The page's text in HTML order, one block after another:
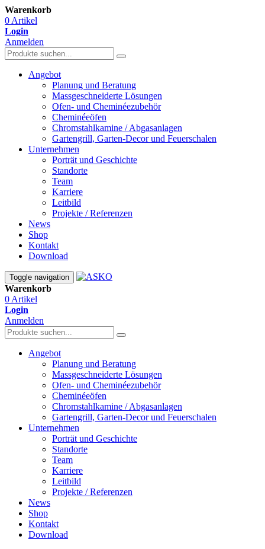
Warenkorb
0 Artikel
Login
Anmelden
Angebot
Planung und Beratung
Massgeschneiderte Lösungen
Ofen- und Cheminéezubehör
Cheminéeöfen
Chromstahlkamine / Abgasanlagen
Gartengrill, Garten-Decor und Feuerschalen
Unternehmen
Porträt und Geschichte
Standorte
Team
Karriere
Leitbild
Projekte / Referenzen
News
Shop
Kontakt
Download
Toggle navigation
Warenkorb
0 Artikel
Login
Anmelden
Angebot
Planung und Beratung
Massgeschneiderte Lösungen
Ofen- und Cheminéezubehör
Cheminéeöfen
Chromstahlkamine / Abgasanlagen
Gartengrill, Garten-Decor und Feuerschalen
Unternehmen
Porträt und Geschichte
Standorte
Team
Karriere
Leitbild
Projekte / Referenzen
News
Shop
Kontakt
Download